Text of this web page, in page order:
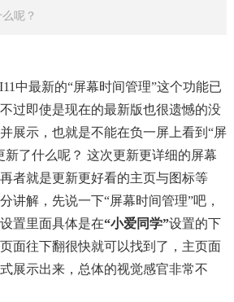
呢？
中最新的“屏幕时间管理”这个功能已
过即使是现在的最新版也很遗憾的没
展示，也就是不能在负一屏上看到“屏
新了什么呢？ 这次更新更详细的屏幕
者就是更新更好看的主页与图标等
讲解，先说一下“屏幕时间管理”吧，
置里面具体是在“小爱同学”设置的下
面往下翻很快就可以找到了，主页面
展示出来，总体的视觉感官非常不